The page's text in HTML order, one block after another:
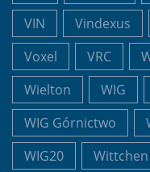
VIN
Vindexus
Voxel
VRC
Wielton
WIG
WIG Górnictwo
WIG20
Wittchen